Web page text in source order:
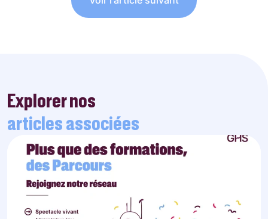
Explorer nos
articles associées